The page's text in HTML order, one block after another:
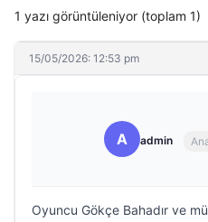
1 yazı görüntüleniyor (toplam 1)
15/05/2026: 12:53 pm
A admin
Oyuncu Gökçe Bahadır ve